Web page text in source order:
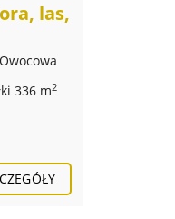
las,
336 m2